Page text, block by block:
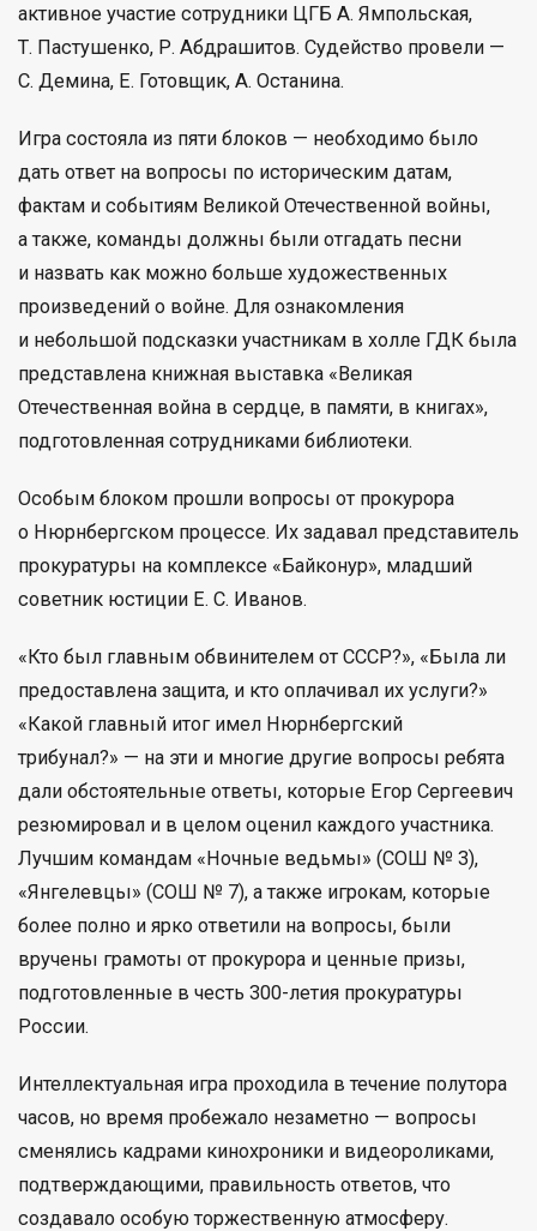
активное участие сотрудники ЦГБ А. Ямпольская,
Т. Пастушенко, Р. Абдрашитов. Судейство провели —
С. Демина, Е. Готовщик, А. Останина.
Игра состояла из пяти блоков — необходимо было
дать ответ на вопросы по историческим датам,
фактам и событиям Великой Отечественной войны,
а также, команды должны были отгадать песни
и назвать как можно больше художественных
произведений о войне. Для ознакомления
и небольшой подсказки участникам в холле ГДК была
представлена книжная выставка «Великая
Отечественная война в сердце, в памяти, в книгах»,
подготовленная сотрудниками библиотеки.
Особым блоком прошли вопросы от прокурора
о Нюрнбергском процессе. Их задавал представитель
прокуратуры на комплексе «Байконур», младший
советник юстиции Е. С. Иванов.
«Кто был главным обвинителем от СССР?», «Была ли
предоставлена защита, и кто оплачивал их услуги?»
«Какой главный итог имел Нюрнбергский
трибунал?» — на эти и многие другие вопросы ребята
дали обстоятельные ответы, которые Егор Сергеевич
резюмировал и в целом оценил каждого участника.
Лучшим командам «Ночные ведьмы» (СОШ № 3),
«Янгелевцы» (СОШ № 7), а также игрокам, которые
более полно и ярко ответили на вопросы, были
вручены грамоты от прокурора и ценные призы,
подготовленные в честь 300-летия прокуратуры
России.
Интеллектуальная игра проходила в течение полутора
часов, но время пробежало незаметно — вопросы
сменялись кадрами кинохроники и видеороликами,
подтверждающими, правильность ответов, что
создавало особую торжественную атмосферу.